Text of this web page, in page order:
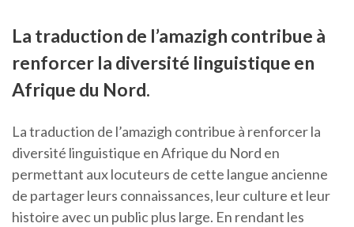
La traduction de l’amazigh contribue à
renforcer la diversité linguistique en
Afrique du Nord.
La traduction de l’amazigh contribue à renforcer la
diversité linguistique en Afrique du Nord en
permettant aux locuteurs de cette langue ancienne
de partager leurs connaissances, leur culture et leur
histoire avec un public plus large. En rendant les